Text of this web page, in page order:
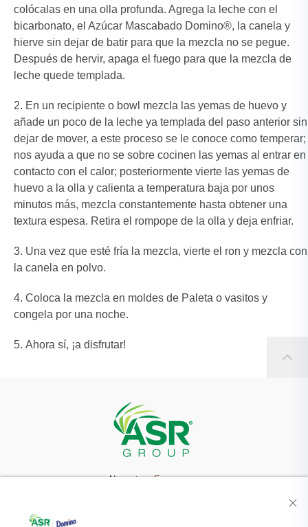
colócalas en una olla profunda. Agrega la leche con el
bicarbonato, el Azúcar Mascabado Domino®, la canela y
hierve sin dejar de batir para que la mezcla no se pegue.
Después de hervir, apaga el fuego para que la mezcla de
leche quede templada.
En un recipiente o bowl mezcla las yemas de huevo y
añade un poco de la leche ya templada del paso anterior sin
dejar de mover, a este proceso se le conoce como temperar;
nos ayuda a que no se sobre cocinen las yemas al entrar en
contacto con el calor; posteriormente vierte las yemas de
huevo a la olla y calienta a temperatura baja por unos
minutos más, mezcla constantemente hasta obtener una
textura espesa. Retira el rompope de la olla y deja enfriar.
Una vez que esté fría la mezcla, vierte el ron y mezcla con
la canela en polvo.
Coloca la mezcla en moldes de Paleta o vasitos y
congela por una noche.
Ahora sí, ¡a disfrutar!
Nuestra Empresa